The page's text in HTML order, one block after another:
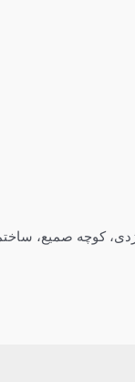
کوچه صمیع،